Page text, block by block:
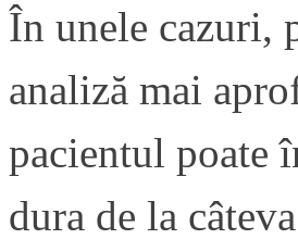
În unele cazuri,
analiză mai
pacientul poate
dura de la